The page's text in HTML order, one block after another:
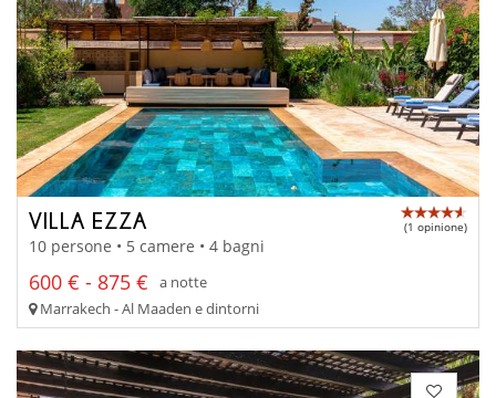
VILLA EZZA (1 opinione)
10 persone • 5 camere • 4 bagni
600 € - 875 €
a notte
Marrakech - Al Maaden e dintorni